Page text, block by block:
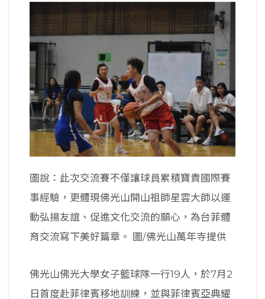
圖說：此次交流賽不僅讓球員累積寶貴國際賽
事經驗，更體現佛光山開山祖師星雲大師以運
動弘揚友誼、促進文化交流的願心，為台菲體
育交流寫下美好篇章。 圖/佛光山萬年寺提供
佛光山佛光大學女子籃球隊一行19人，於7月2
日首度赴菲律賓移地訓練，並與菲律賓亞典耀